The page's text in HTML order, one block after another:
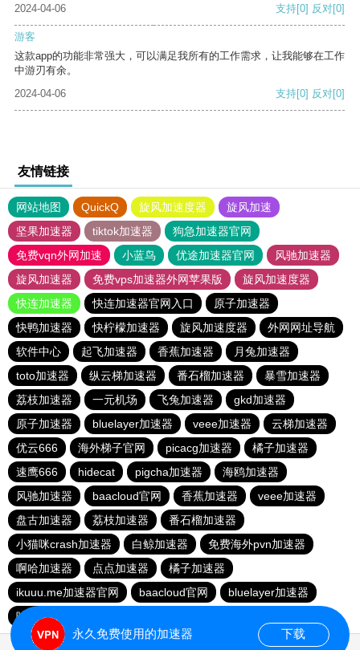
2024-04-06
支持[0] 反对[0]
游客
这款app的功能非常强大，可以满足我所有的工作需求，让我能够在工作
中游刃有余。
2024-04-06
支持[0] 反对[0]
友情链接
网站地图 QuickQ 旋风加速度器
旋风加速
坚果加速器
tiktok加速器
狗急加速器官网
免费vqn外网加速
小蓝鸟 优途加速器官网
风驰加速器
旋风加速器
免费vps加速器外网苹果版
旋风加速度器
快连加速器
快连加速器官网入口
原子加速器
快鸭加速器
快柠檬加速器 旋风加速度器
外网网址导航
软件中心
起飞加速器 香蕉加速器
月兔加速器
toto加速器
纵云梯加速器 番石榴加速器
暴雪加速器
荔枝加速器
一元机场 飞兔加速器
gkd加速器
原子加速器
bluelayer加速器 veee加速器
云梯加速器
优云666
海外梯子官网 picacg加速器
橘子加速器
速鹰666
hidecat pigcha加速器
海鸥加速器
风驰加速器
baacloud官网 香蕉加速器
veee加速器
盘古加速器
荔枝加速器
番石榴加速器
小猫咪crash加速器
白鲸加速器
免费海外pvn加速器
啊哈加速器
点点加速器
橘子加速器
ikuuu.me加速器官网
baacloud官网
bluelayer加速器
哇哇加速器
永久免费使用的加速器 下载